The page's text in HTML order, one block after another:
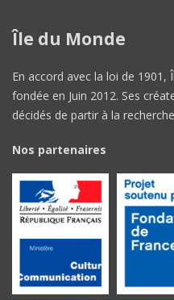
Île du Monde
En accord avec la loi de
fondée en Juin 2012. Ses
décidés de partir à la
Nos partenaires